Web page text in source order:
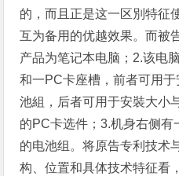
的，而且正是这一区別特征
互为备用的优越效果。而被
产品为笔记本电脑；2.该电
和一PC卡座槽，前者可用
池組，后者可用于安裝大小
的PC卡选件；3.机身右侧
的电池组。将原告专利技术
构、位置和具体技术特征看